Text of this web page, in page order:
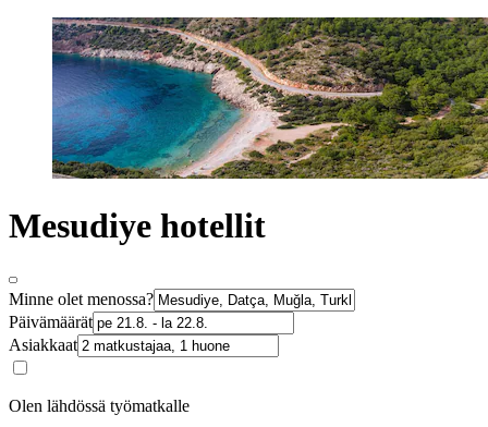
Mesudiye hotellit
Minne olet menossa?
Päivämäärät
Asiakkaat
Olen lähdössä työmatkalle